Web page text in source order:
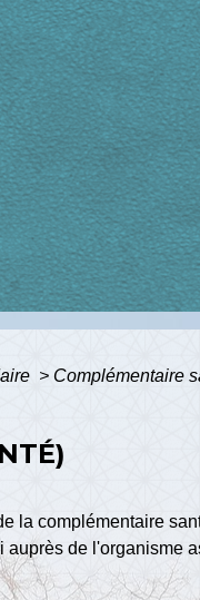
> Complémentaire
la complémentaire
de l'organisme